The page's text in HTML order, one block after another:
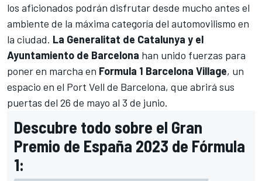
los aficionados podrán disfrutar desde mucho antes el
ambiente de la máxima categoría del automovilismo en
la ciudad. La Generalitat de Catalunya y el
Ayuntamiento de Barcelona han unido fuerzas para
poner en marcha en Formula 1 Barcelona Village, un
espacio en el Port Vell de Barcelona, que abrirá sus
puertas del 26 de mayo al 3 de junio.
Descubre todo sobre el Gran
Premio de España 2023 de Fórmula
1: